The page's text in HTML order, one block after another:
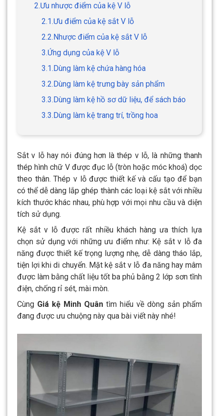
2.Ưu nhược điểm của kệ V lỗ
2.1.Ưu điểm của kệ sắt V lỗ
2.2.Nhược điểm của kệ sắt V lỗ
3.Ứng dụng của kệ V lỗ
3.1.Dùng làm kệ chứa hàng hóa
3.2.Dùng làm kệ trưng bày sản phẩm
3.3.Dùng làm kệ hồ sơ dữ liệu, để sách báo
3.3.Dùng làm kệ trang trí, trồng hoa
Sắt v lỗ hay nói đúng hơn là thép v lỗ, là những thanh
thép hình chữ V được đục lỗ (tròn hoặc móc khoá) dọc
theo thân. Thép v lỗ được thiết kế và cấu tạo để bạn
có thể dễ dàng lắp ghép thành các loại kệ sắt với nhiều
kích thước khác nhau, phù hợp với mọi nhu cầu và diện
tích sử dụng.
Kệ sắt v lỗ được rất nhiều khách hàng ưa thích lựa
chọn sử dụng với những ưu điểm như: Kệ sắt v lỗ đa
năng được thiết kế trọng lượng nhẹ, dễ dàng tháo lắp,
tiện lợi khi di chuyển. Mặt kệ sắt v lỗ đa năng hay mâm
được làm bằng chất liệu tốt ba phủ bằng 2 lớp sơn tĩnh
điện, chống rỉ sét, mài mòn.
Cùng Giá kệ Minh Quân tìm hiểu về dòng sản phẩm
đang được ưu chuộng này qua bài viết này nhé!